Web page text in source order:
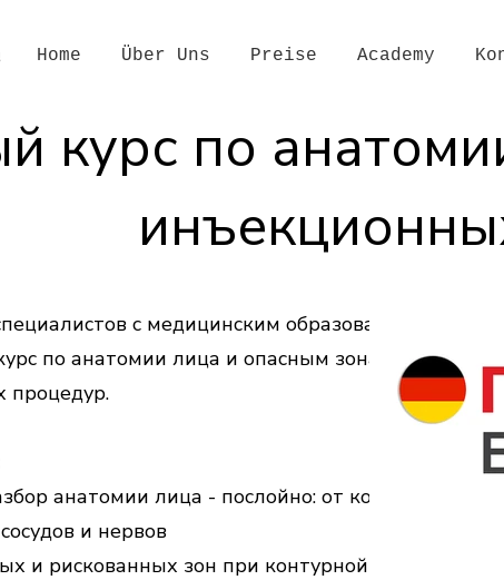
Home Über Uns Preise Academy
курс по
с медицинским образованием на
по анатомии лица и опасным зонам для
процедур.
анатомии лица - послойно: от костей черепа до
и нервов
и рискованных зон при контурной пластике и